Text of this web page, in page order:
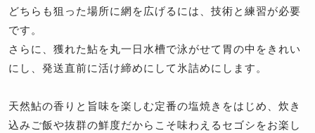
どちらも狙った場所に網を広げるには、技術と練習が必要
です。
さらに、獲れた鮎を丸一日水槽で泳がせて胃の中をきれい
にし、発送直前に活け締めにして氷詰めにします。
天然鮎の香りと旨味を楽しむ定番の塩焼きをはじめ、炊き
込みご飯や抜群の鮮度だからこそ味わえるセゴシをお楽し